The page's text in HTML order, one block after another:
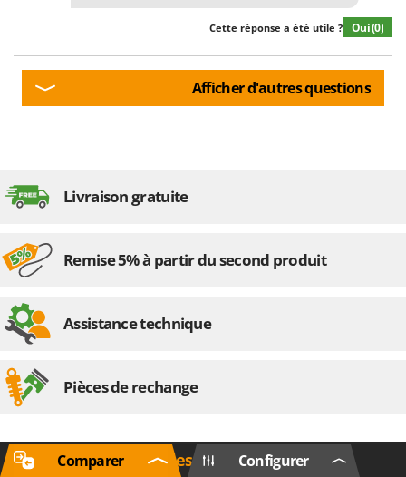
Cette réponse a été utile ? Oui(0)
Afficher d'autres questions
Livraison gratuite
Remise 5% à partir du second produit
Assistance technique
Pièces de rechange
Informations générales Configurer
Comparer